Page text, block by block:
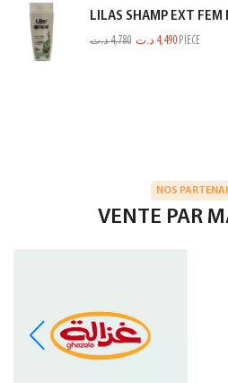
4,780د.ت 4,490 د.ت PIECE
NOS
VENTE PAR